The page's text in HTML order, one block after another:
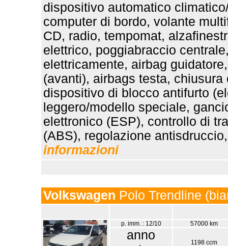
dispositivo automatico
computer di bordo, volante
CD, radio, tempomat,
elettrico, poggiabraccio
elettricamente, airbag
(avanti), airbags testa,
dispositivo di blocco antifurto
leggero/modello speciale,
elettronico (ESP), controllo di
(ABS), regolazione
informazioni
Volkswagen Polo Trendline
p. imm. : 12/10 57000 km
anno
1198 ccm